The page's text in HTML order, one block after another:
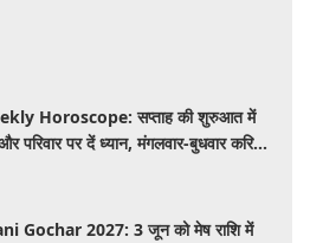
Horoscope: सप्ताह की शुरुआत में
परिवार पर दें ध्यान, मंगलवार-बुधवार करियर
Gochar 2027: 3 जून को मेष राशि में